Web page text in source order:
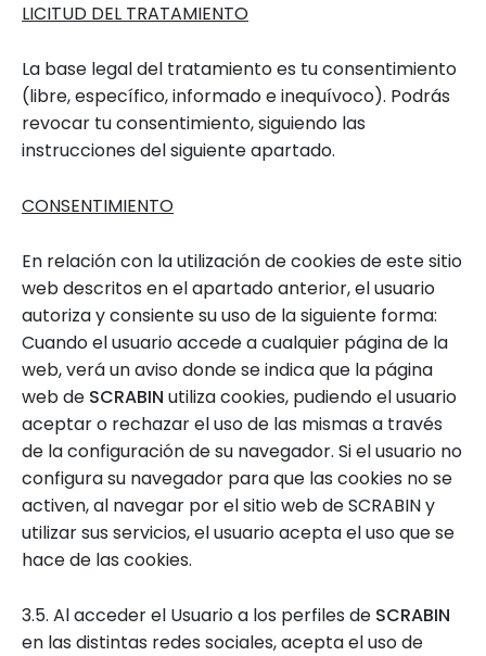
LICITUD DEL TRATAMIENTO
La base legal del tratamiento es tu consentimiento
(libre, específico, informado e inequívoco). Podrás
revocar tu consentimiento, siguiendo las
instrucciones del siguiente apartado.
CONSENTIMIENTO
En relación con la utilización de cookies de este sitio
web descritos en el apartado anterior, el usuario
autoriza y consiente su uso de la siguiente forma:
Cuando el usuario accede a cualquier página de la
web, verá un aviso donde se indica que la página
web de SCRABIN utiliza cookies, pudiendo el usuario
aceptar o rechazar el uso de las mismas a través
de la configuración de su navegador. Si el usuario no
configura su navegador para que las cookies no se
activen, al navegar por el sitio web de SCRABIN y
utilizar sus servicios, el usuario acepta el uso que se
hace de las cookies.
3.5. Al acceder el Usuario a los perfiles de SCRABIN
en las distintas redes sociales, acepta el uso de